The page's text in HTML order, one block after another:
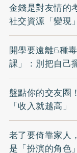
金錢是對友情的
社交資源「變現」
開學要遠離6種
課」：別把自己
盤點你的交友圈
「收入就越高」
老了要倚靠家人
是「扮演的角色」